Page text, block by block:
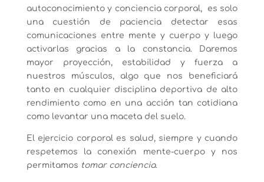
autoconocimiento y conciencia corporal, es solo
una cuestión de paciencia detectar esas
comunicaciones entre mente y cuerpo y luego
activarlas gracias a la constancia. Daremos
mayor proyección, estabilidad y fuerza a
nuestros músculos, algo que nos beneficiará
tanto en cualquier disciplina deportiva de alto
rendimiento como en una acción tan cotidiana
como levantar una maceta del suelo.
El ejercicio corporal es salud, siempre y cuando
respetemos la conexión mente-cuerpo y nos
permitamos tomar conciencia.